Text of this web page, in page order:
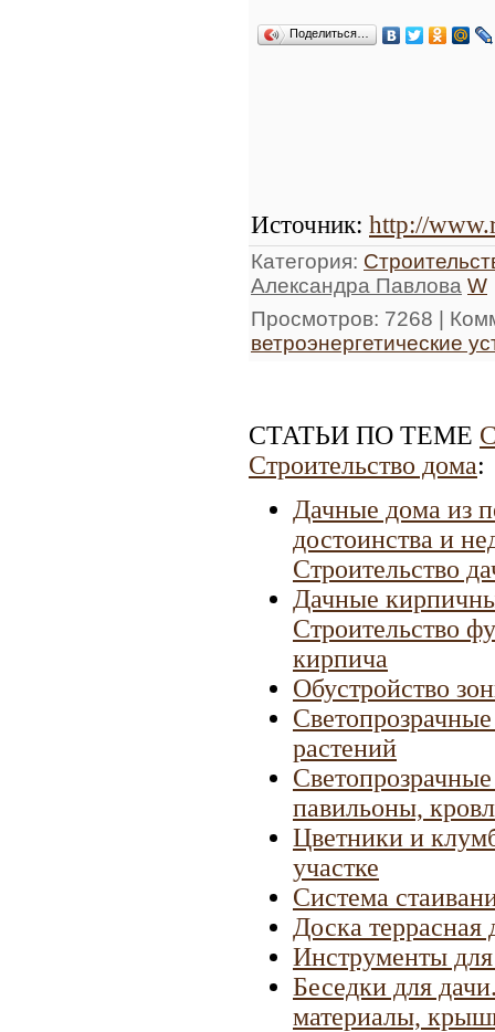
Поделиться…
Источник: http://
Категория:
Александра Павлова W
Просмотров: 7268 |
ветроэнергетические
СТАТЬИ ПО ТЕМЕ
Строительство дома:
Дачные дома из
достоинства и
Строительство
Дачные
Строительство
кирпича
Обустройство
растений
павильоны,
Цветники и
участке
Система
Доска
Инструменты
Беседки для
материалы,